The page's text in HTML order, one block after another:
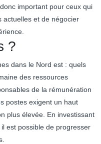
important pour ceux qui
actuelles et de négocier
?
dans le Nord est : quels
des ressources
de la rémunération
postes exigent un haut
plus élevée. En investissant
est possible de progresser